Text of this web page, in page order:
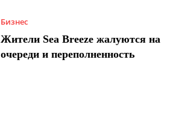
Бизнес
Жители Sea Breeze жалуются на
очереди и переполненность